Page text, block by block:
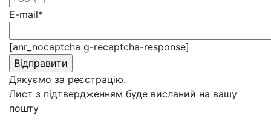
E-mail*
[anr_nocaptcha g-recaptcha-response]
Дякуємо за реєстрацію.
Лист з підтвердженням буде висланий на вашу
пошту